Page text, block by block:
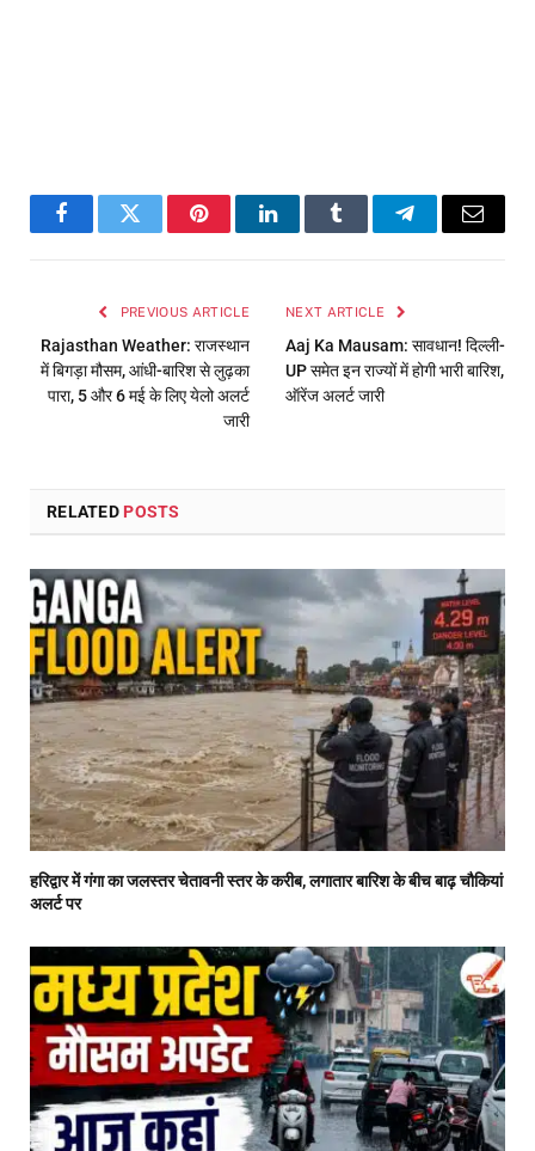
FacebookTwitter PinterestLinkedInTumblr TelegramEmail
PREVIOUS ARTICLE
Rajasthan Weather: राजस्थान
में बिगड़ा मौसम, आंधी-बारिश से लुढ़का
पारा, 5 और 6 मई के लिए येलो अलर्ट
जारी
NEXT ARTICLE
Aaj Ka Mausam: सावधान! दिल्ली-
UP समेत इन राज्यों में होगी भारी बारिश,
ऑरेंज अलर्ट जारी
RELATED POSTS
हरिद्वार में गंगा का जलस्तर चेतावनी स्तर के करीब, लगातार बारिश के बीच बाढ़ चौकियां
अलर्ट पर